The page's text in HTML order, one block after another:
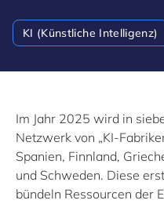
KI (Künstliche Intelligenz)
Im Jahr 2025 wird in
Netzwerk von „KI-
Spanien, Finnland,
und Schweden. Diese
bündeln Ressourcen der